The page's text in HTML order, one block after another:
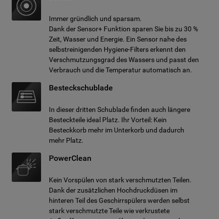
Immer gründlich und sparsam.
Dank der Sensor+ Funktion sparen Sie bis zu 30 %
Zeit, Wasser und Energie. Ein Sensor nahe des
selbstreinigenden Hygiene-Filters erkennt den
Verschmutzungsgrad des Wassers und passt den
Verbrauch und die Temperatur automatisch an.
Besteckschublade
In dieser dritten Schublade finden auch längere
Besteckteile ideal Platz. Ihr Vorteil: Kein
Besteckkorb mehr im Unterkorb und dadurch
mehr Platz.
PowerClean
Kein Vorspülen von stark verschmutzten Teilen.
Dank der zusätzlichen Hochdruckdüsen im
hinteren Teil des Geschirrspülers werden selbst
stark verschmutzte Teile wie verkrustete